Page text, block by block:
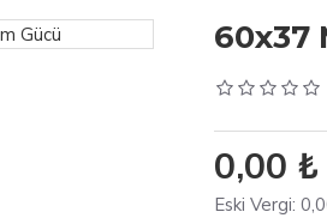
60x37
0,00 ₺
Eski Vergi: